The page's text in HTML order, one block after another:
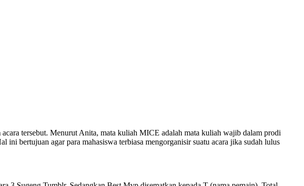
tersebut. Menurut Anita, mata kuliah MICE adalah mata kuliah wajib dalam prodi
bertujuan agar para mahasiswa terbiasa mengorganisir suatu acara jika sudah lulus